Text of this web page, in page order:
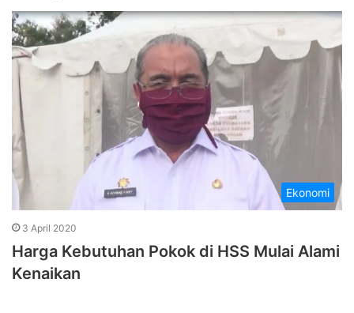
Ekonomi
3 April 2020
Harga Kebutuhan Pokok di HSS Mulai Alami
Kenaikan